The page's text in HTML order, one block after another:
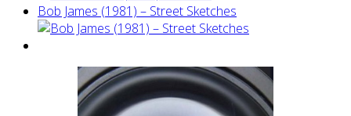
Bob James (1981) – Street Sketches